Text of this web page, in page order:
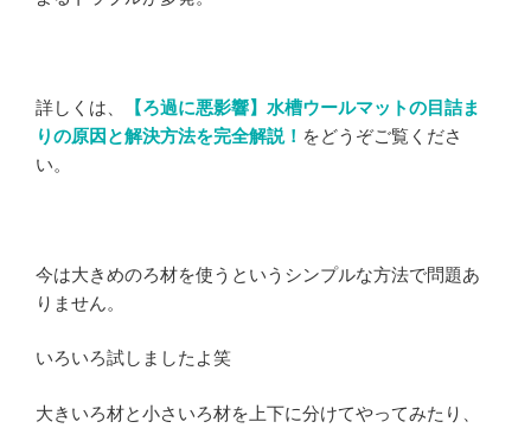
詳しくは、
【ろ過に悪影響】水槽ウールマットの目詰ま
りの原因と解決方法を完全解説！ をどうぞご覧くださ
い。
今は大きめのろ材を使うというシンプルな方法で問題あ
りません。
いろいろ試しましたよ笑
大きいろ材と小さいろ材を上下に分けてやってみたり、